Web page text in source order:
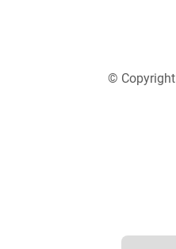
© Copyright